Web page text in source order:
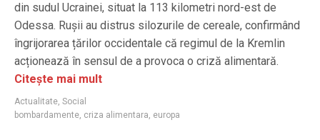
din sudul Ucrainei, situat la 113 kilometri nord-est de
Odessa. Rușii au distrus silozurile de cereale, confirmând
îngrijorarea țărilor occidentale că regimul de la Kremlin
acționează în sensul de a provoca o criză alimentară.
Citește mai mult
Actualitate, Social
bombardamente, criza alimentara, europa